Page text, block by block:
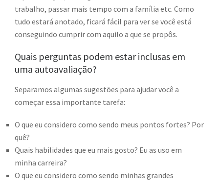
trabalho, passar mais tempo com a família etc. Como
tudo estará anotado, ficará fácil para ver se você está
conseguindo cumprir com aquilo a que se propôs.
Quais perguntas podem estar inclusas em
uma autoavaliação?
Separamos algumas sugestões para ajudar você a
começar essa importante tarefa:
O que eu considero como sendo meus pontos fortes? Por
quê?
Quais habilidades que eu mais gosto? Eu as uso em
minha carreira?
O que eu considero como sendo minhas grandes